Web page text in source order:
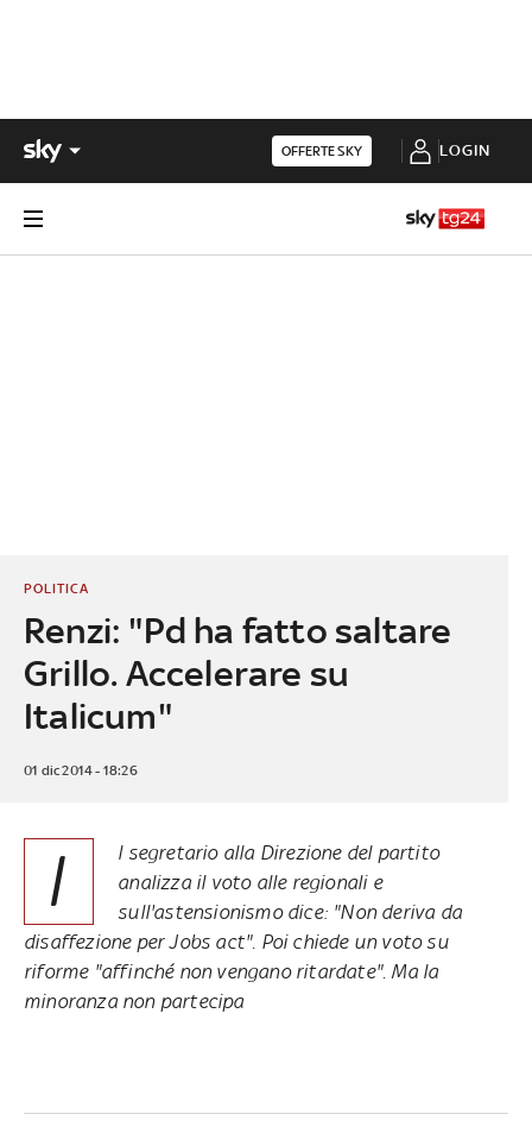
OFFERTE SKY LOGIN
Renzi: "Pd ha fatto saltare
Grillo. Accelerare su
Italicum"
POLITICA
01 dic 2014 - 18:26
I
l segretario alla Direzione del partito
analizza il voto alle regionalie
sull'astensionismo dice: "Non deriva da
disaffezione per Jobs act". Poi chiede un voto su
riforme "affinché non vengano ritardate". Ma la
minoranza non partecipa